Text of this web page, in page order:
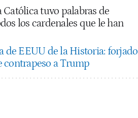
tuvo palabras de
los cardenales que le han
de EEUU de la Historia: forjado
contrapeso a Trump